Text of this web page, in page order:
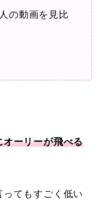
の動画を見比
オーリーが飛べる
てもすごく低い